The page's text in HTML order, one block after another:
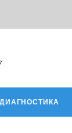
ДИАГНОСТИКА